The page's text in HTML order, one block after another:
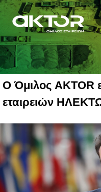
Ο Όμιλος AKTOR
εταιρειών